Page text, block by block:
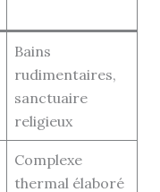
Bains
rudimentaires,
sanctuaire
religieux
Complexe
thermal élaboré